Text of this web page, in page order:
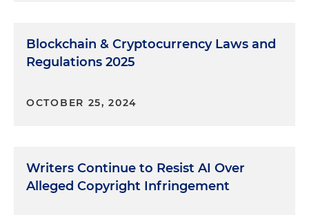
Blockchain & Cryptocurrency Laws and
Regulations 2025
OCTOBER 25, 2024
Writers Continue to Resist AI Over
Alleged Copyright Infringement